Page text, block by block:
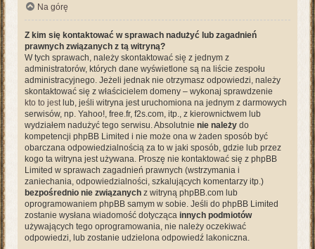
Na górę
Z kim się kontaktować w sprawach nadużyć lub zagadnień
prawnych związanych z tą witryną?
W tych sprawach, należy skontaktować się z jednym z
administratorów, których dane wyświetlone są na liście zespołu
administracyjnego. Jeżeli jednak nie otrzymasz odpowiedzi, należy
skontaktować się z właścicielem domeny – wykonaj sprawdzenie
kto to jestlub, jeśli witryna jest uruchomiona na jednym z darmowych
serwisów, np. Yahoo!, free.fr, f2s.com, itp., z kierownictwem lub
wydziałem nadużyć tego serwisu. Absolutnie nie należy do
kompetencji phpBB Limited i nie może ona w żaden sposób być
obarczana odpowiedzialnością za to w jaki sposób, gdzie lub przez
kogo ta witryna jest używana. Proszę nie kontaktować się z phpBB
Limited w sprawach zagadnień prawnych (wstrzymania i
zaniechania, odpowiedzialności, szkalujących komentarzy itp.)
bezpośrednio nie związanych z witryną phpBB.com lub
oprogramowaniem phpBB samym w sobie. Jeśli do phpBB Limited
zostanie wysłana wiadomość dotycząca innych podmiotów
używających tego oprogramowania, nie należy oczekiwać
odpowiedzi, lub zostanie udzielona odpowiedź lakoniczna.